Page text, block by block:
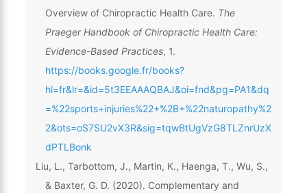
Overview of Chiropractic Health Care. The
Praeger Handbook of Chiropractic Health Care:
Evidence-Based Practices, 1.
https://books.google.fr/books?
hl=fr&lr=&id=5t3EEAAAQBAJ&oi=fnd&pg=PA1&dq
=%22sports+injuries%22+%2B+%22naturopathy%2
2&ots=oS7SU2vX3R&sig=tqwBtUgVzG8TLZnrUzX
dPTLBonk
Liu, L., Tarbottom, J., Martin, K., Haenga, T., Wu, S.,
& Baxter, G. D. (2020). Complementary and